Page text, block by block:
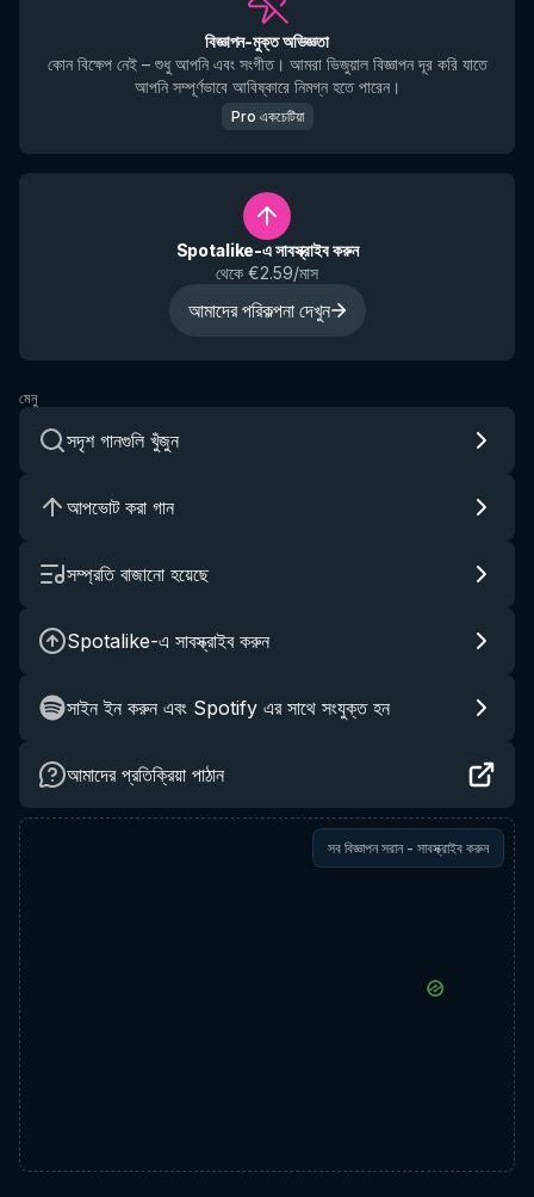
বিজ্ঞাপন-মুক্ত অভিজ্ঞতা
কোন বিক্ষেপ নেই – শুধু আপনি এবং সংগীত। আমরা ভিজুয়াল বিজ্ঞাপন দূর করি যাতে
আপনি সম্পূর্ণভাবে আবিষ্কারে নিমগ্ন হতে পারেন।
Pro একচেটিয়া
Spotalike-এ সাবস্ক্রাইব করুন
থেকে €2.59/মাস
আমাদের পরিকল্পনা দেখুন
মেনু
সদৃশ গানগুলি খুঁজুন
আপভোট করা গান
সম্প্রতি বাজানো হয়েছে
Spotalike-এ সাবস্ক্রাইব করুন
সাইন ইন করুন এবং Spotify এর সাথে সংযুক্ত হন
আমাদের প্রতিক্রিয়া পাঠান
সব বিজ্ঞাপন সরান - সাবস্ক্রাইব করুন